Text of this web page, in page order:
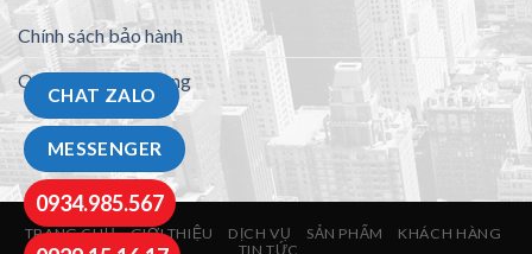
Chính sách bảo hành
Quy định đổi trả hàng
TRANG CHỦ GIỚI THIỆU DỊCH VỤ SẢN PHẨM
KHÁCH HÀNG
TIN TỨC
CHAT ZALO
MESSENGER
0934.985.567